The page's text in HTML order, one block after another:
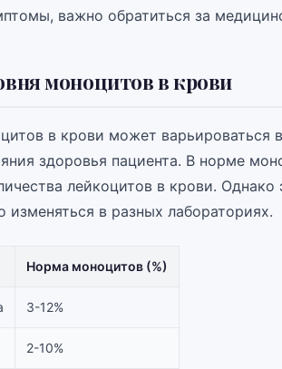
важно обратиться за
моноцитов в крови
в крови может варьироваться
здоровья пациента. В норме
лейкоцитов в крови. Однако
изменяться в разных лабораториях.
Норма моноцитов (%)
3-12%
2-10%